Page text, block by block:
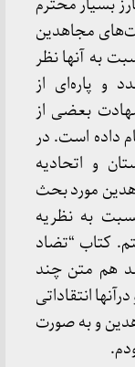
مجاهدین
به آنها نظر
و پاره‌ای از
بعضی از
داده است. در
و اتحادیه
مورد بحث
به نظریه
کتاب “تضاد
هم متن چند
انتقاداتی
و به صورت